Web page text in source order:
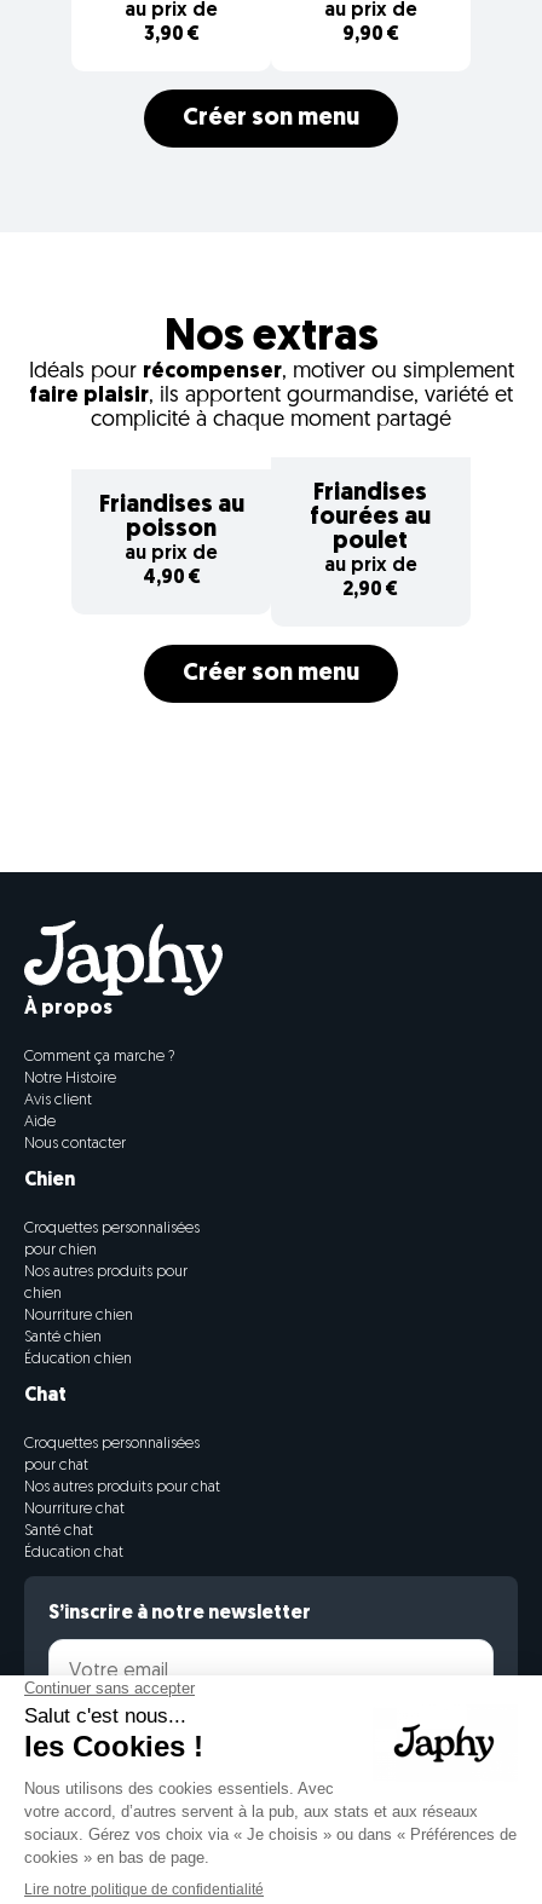
au prix de
3,90 €
au prix de
9,90 €
Créer son menu
Nos extras
Idéals pour récompenser, motiver ou simplement
faire plaisir, ils apportent gourmandise, variété et
complicité à chaque moment partagé
Friandises au
poisson
au prix de
4,90 €
Friandises
fourées au
poulet
au prix de
2,90 €
Créer son menu
À propos
Comment ça marche ?
Notre Histoire
Avis client
Aide
Nous contacter
Chien
Croquettes personnalisées
pour chien
Nos autres produits pour
chien
Nourriture chien
Santé chien
Éducation chien
Chat
Croquettes personnalisées
pour chat
Nos autres produits pour chat
Nourriture chat
Santé chat
Éducation chat
S’inscrire à notre newsletter
En cliquant sur le bouton d’inscription, vous acceptez de recevoir
la newsletter ainsi que des offres commerciales de Japhy. Pour en
savoir plus, consultez notre